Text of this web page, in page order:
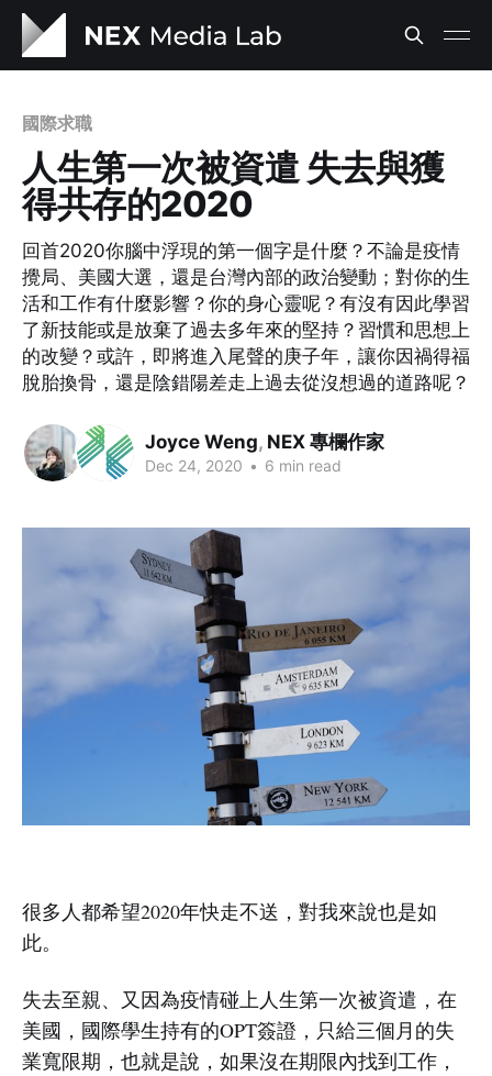
國際求職
人生第一次被資遣 失去與獲
得共存的2020
回首2020你腦中浮現的第一個字是什麼？不論是疫情
攪局、美國大選，還是台灣內部的政治變動；對你的生
活和工作有什麼影響？你的身心靈呢？有沒有因此學習
了新技能或是放棄了過去多年來的堅持？習慣和思想上
的改變？或許，即將進入尾聲的庚子年，讓你因禍得福
脫胎換骨，還是陰錯陽差走上過去從沒想過的道路呢？
Joyce Weng, NEX 專欄作家
Dec 24, 2020 • 6 min read
很多人都希望2020年快走不送，對我來說也是如
此。
失去至親、又因為疫情碰上人生第一次被資遣，在
美國，國際學生持有的OPT簽證，只給三個月的失
業寬限期，也就是說，如果沒在期限內找到工作，